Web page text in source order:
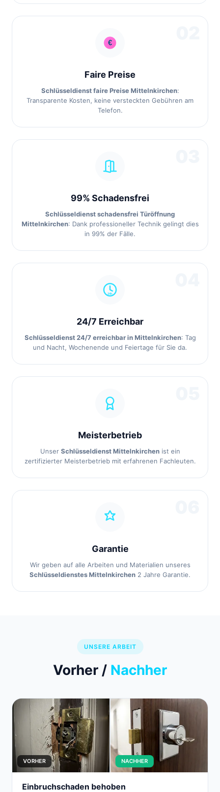
Faire Preise
Schlüsseldienst faire Preise Mittelnkirchen:
Transparente Kosten, keine versteckten Gebühren am
Telefon.
99% Schadensfrei
Schlüsseldienst schadensfrei Türöffnung
Mittelnkirchen: Dank professioneller Technik gelingt dies
in 99% der Fälle.
24/7 Erreichbar
Schlüsseldienst 24/7 erreichbar in Mittelnkirchen: Tag
und Nacht, Wochenende und Feiertage für Sie da.
Meisterbetrieb
Unser Schlüsseldienst Mittelnkirchenist ein
zertifizierter Meisterbetrieb mit erfahrenen Fachleuten.
Garantie
Wir geben auf alle Arbeiten und Materialien unseres
Schlüsseldienstes Mittelnkirchen 2 Jahre Garantie.
UNSERE ARBEIT
Vorher / Nachher
VORHER NACHHER
Einbruchschaden behoben